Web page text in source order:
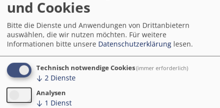
Lösungen geben einen Überblick über wirkungsvolle
Anwendungen und Produkte für die digitale
Transformation von Kommunen. Basierend auf einer
systematischen Analyse präsentieren die Steckbriefe
wichtige Erfolgsfaktoren und wesentliche Schritte in
der Entwicklung und Umsetzung.
In der Maßnahmen-Datenbank
hinaus weitere Informationen zu sämtlichen der über
und Cookies
Bitte die Dienste und Anwendungen von Drittanbietern
auswählen, die wir nutzen möchten. Für weitere
Informationen bitte unsere Datenschutzerklärung lesen.
Technisch notwendige Cookies(immer erforderlich)
↓ 2 Dienste
Analysen
↓ 1 Dienst